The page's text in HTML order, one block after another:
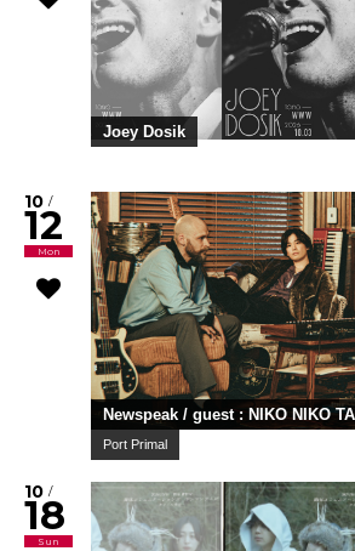
Joey Dosik
10 /
12
Mon
Newspeak / guest : NIKO NIKO
Port Primal
10 /
18
Sun